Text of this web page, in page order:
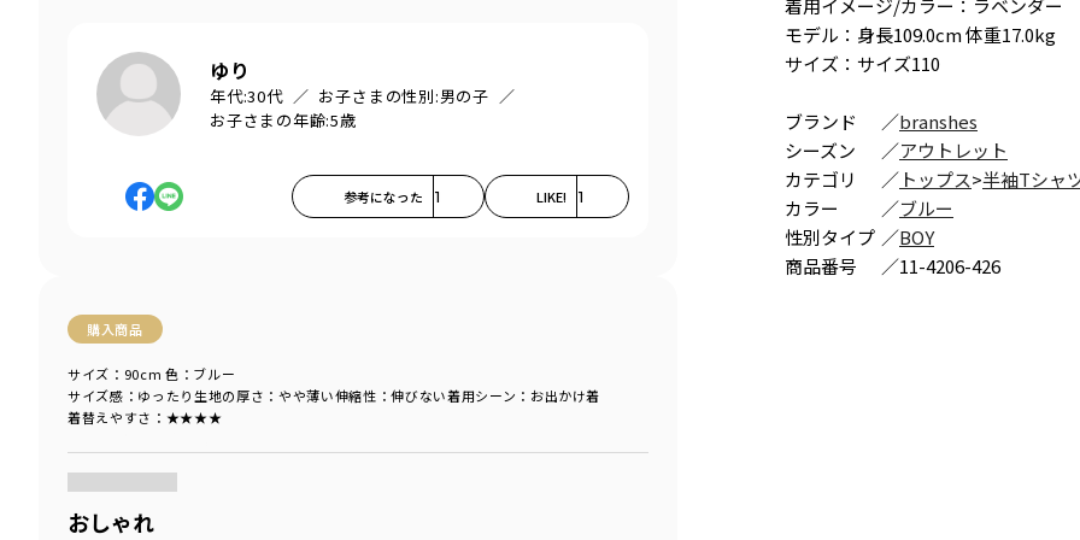
ゆり
年代:30代 お子さまの性別:男の子
お子さまの年齢:5歳
参考になった 1 LIKE! 1
購入商品
サイズ感 ：ゆったり 生地の厚さ ：やや薄い伸縮性 ：伸びない着用シーン ：お出かけ着
着替えやすさ ：★★★★
サイズ：90cm 色：ブルー
おしゃれ
着用イメージ/カラー：ラベンダー
モデル：身長109.0cm 体重17.0kg
サイズ：サイズ110
ブランド ／branshes
シーズン
／アウトレット
カテゴリ
／ トップス>半袖Tシャ
カラー
／ブルー
性別タイプ ／BOY
商品番号
／11-4206-426